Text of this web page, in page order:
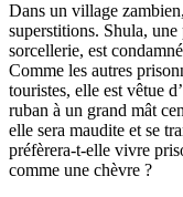
Dans un village
superstitions. Shula,
sorcellerie, est
Comme les autres
touristes, elle est vêtue
ruban à un grand mât
elle sera maudite et se
préfèrera-t-elle vivre
comme une chèvre ?